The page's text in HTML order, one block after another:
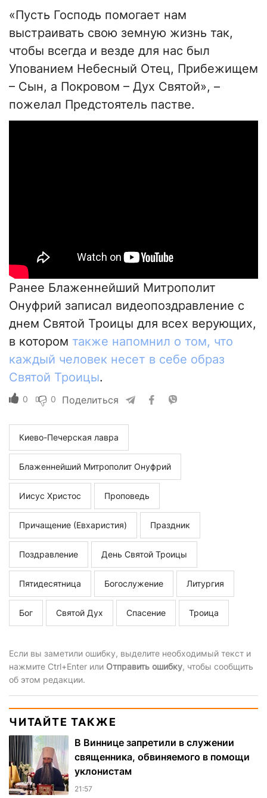
«Пусть Господь помогает нам
выстраивать свою земную жизнь так,
чтобы всегда и везде для нас был
Упованием Небесный Отец, Прибежищем
– Сын, а Покровом – Дух Святой», –
пожелал Предстоятель пастве.
Ранее Блаженнейший Митрополит
Онуфрий записал видеопоздравление с
днем Святой Троицы для всех верующих,
в котором также напомнил о том, что
каждый человек несет в себе образ
Святой Троицы.
0 0 Поделиться
Киево-Печерская лавра
Блаженнейший Митрополит Онуфрий
Иисус Христос Проповедь
Причащение (Евхаристия) Праздник
Поздравление День Святой Троицы
Пятидесятница Богослужение Литургия
Бог Святой Дух Спасение Троица
Если вы заметили ошибку, выделите необходимый текст и
нажмите Ctrl+Enter или Отправить ошибку, чтобы сообщить
об этом редакции.
ЧИТАЙТЕ ТАКЖЕ
В Виннице запретили в служении
священника, обвиняемого в помощи
уклонистам
21:57